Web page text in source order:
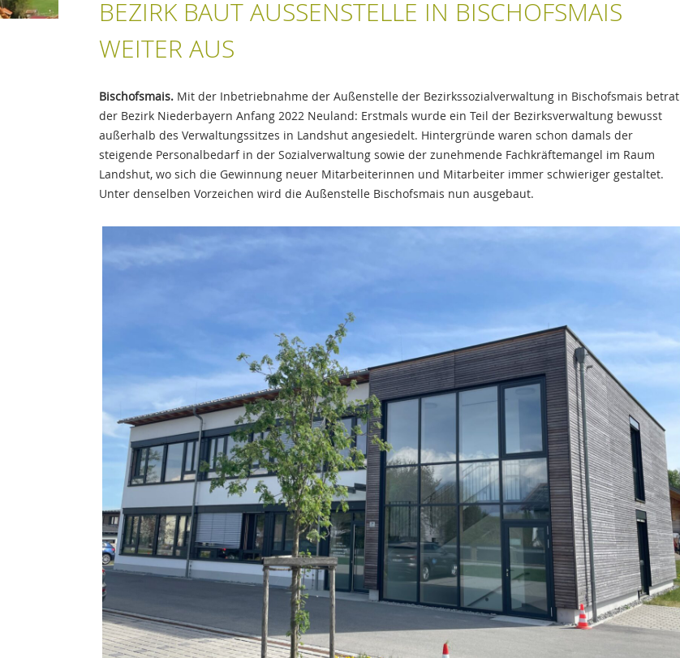
BEZIRK BAUT AUSSENSTELLE IN BISCHOFSMAIS W
EITER AUS
Bischofsmais. Mit der Inbetriebnahme der Außenstelle der Bezirkssozialverwaltung in Bischofsmais betrat
der Bezirk Niederbayern Anfang 2022 Neuland: Erstmals wurde ein Teil der Bezirksverwaltung bewusst
außerhalb des Verwaltungssitzes in Landshut angesiedelt. Hintergründe waren schon damals der
steigende Personalbedarf in der Sozialverwaltung sowie der zunehmende Fachkräftemangel im Raum
Landshut, wo sich die Gewinnung neuer Mitarbeiterinnen und Mitarbeiter immer schwieriger gestaltet.
Unter denselben Vorzeichen wird die Außenstelle Bischofsmais nun ausgebaut.